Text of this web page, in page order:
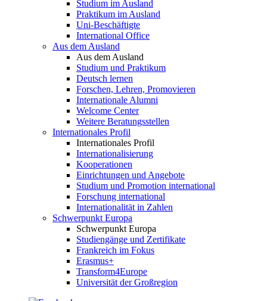
Studium im Ausland
Praktikum im Ausland
Uni-Beschäftigte
International Office
Aus dem Ausland
Aus dem Ausland
Studium und Praktikum
Deutsch lernen
Forschen, Lehren, Promovieren
Internationale Alumni
Welcome Center
Weitere Beratungsstellen
Internationales Profil
Internationales Profil
Internationalisierung
Kooperationen
Einrichtungen und Angebote
Studium und Promotion international
Forschung international
Internationalität in Zahlen
Schwerpunkt Europa
Schwerpunkt Europa
Studiengänge und Zertifikate
Frankreich im Fokus
Erasmus+
Transform4Europe
Universität der Großregion